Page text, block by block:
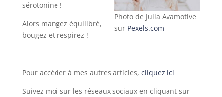
Photo de Julia Avamotive
sur Pexels.com
sérotonine !
Alors mangez équilibré,
bougez et respirez !
Pour accéder à mes autres articles, cliquez ici
Suivez moi sur les réseaux sociaux en cliquant sur